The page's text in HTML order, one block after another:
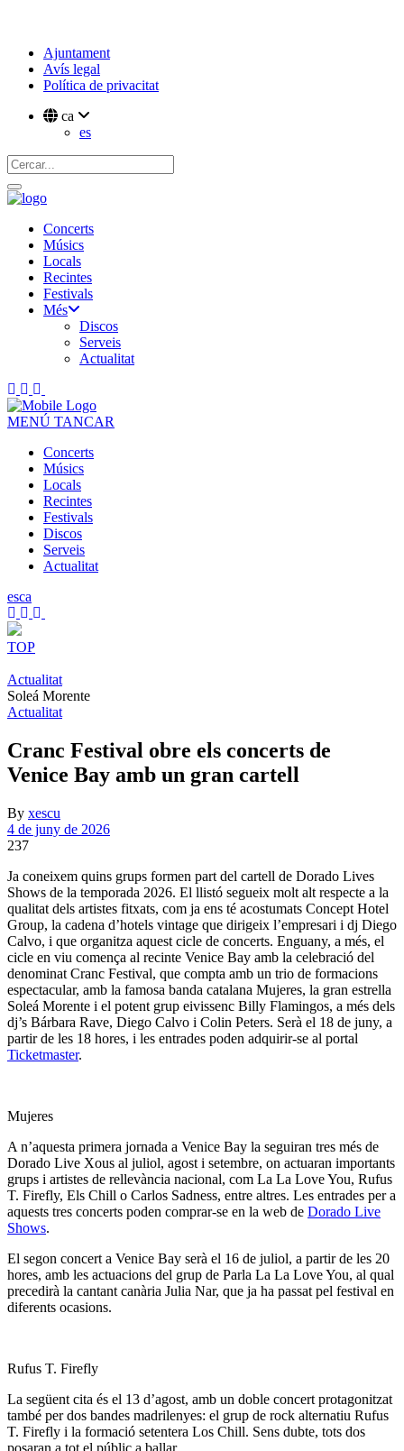
Ajuntament
Avís legal
Política de privacitat
ca
es
Concerts
Músics
Locals
Recintes
Festivals
Més
Discos
Serveis
Actualitat
MENÚ TANCAR
Concerts
Músics
Locals
Recintes
Festivals
Discos
Serveis
Actualitat
esca
TOP
Actualitat
Soleá Morente
Actualitat
Cranc Festival obre els concerts de
Venice Bay amb un gran cartell
By xescu
4 de juny de 2026
237
Ja coneixem quins grups formen part del cartell de Dorado Lives
Shows de la temporada 2026. El llistó segueix molt alt respecte a la
qualitat dels artistes fitxats, com ja ens té acostumats Concept Hotel
Group, la cadena d’hotels vintage que dirigeix l’empresari i dj Diego
Calvo, i que organitza aquest cicle de concerts. Enguany, a més, el
cicle en viu comença al recinte Venice Bay amb la celebració del
denominat Cranc Festival, que compta amb un trio de formacions
espectacular, amb la famosa banda catalana Mujeres, la gran estrella
Soleá Morente i el potent grup eivissenc Billy Flamingos, a més dels
dj’s Bárbara Rave, Diego Calvo i Colin Peters. Serà el 18 de juny, a
partir de les 18 hores, i les entrades poden adquirir-se al portal
Ticketmaster.
Mujeres
A n’aquesta primera jornada a Venice Bay la seguiran tres més de
Dorado Live Xous al juliol, agost i setembre, on actuaran importants
grups i artistes de rellevància nacional, com La La Love You, Rufus
T. Firefly, Els Chill o Carlos Sadness, entre altres. Les entrades per a
aquests tres concerts poden comprar-se en la web de Dorado Live
Shows.
El segon concert a Venice Bay serà el 16 de juliol, a partir de les 20
hores, amb les actuacions del grup de Parla La La Love You, al qual
precedirà la cantant canària Julia Nar, que ja ha passat pel festival en
diferents ocasions.
Rufus T. Firefly
La següent cita és el 13 d’agost, amb un doble concert protagonitzat
també per dos bandes madrilenyes: el grup de rock alternatiu Rufus
T. Firefly i la formació setentera Los Chill. Sens dubte, tots dos
posaran a tot el públic a ballar.